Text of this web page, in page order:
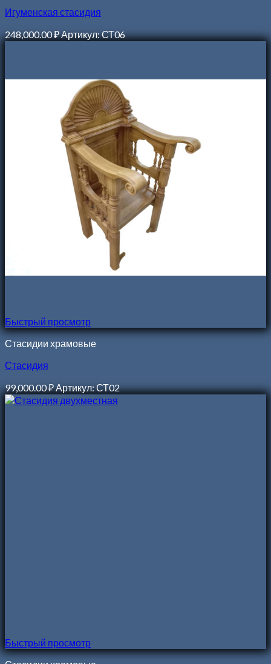
Игуменская стасидия
248,000.00₽Артикул: СТ06
Быстрый просмотр
Стасидии храмовые
Стасидия
99,000.00₽Артикул: СТ02
Быстрый просмотр